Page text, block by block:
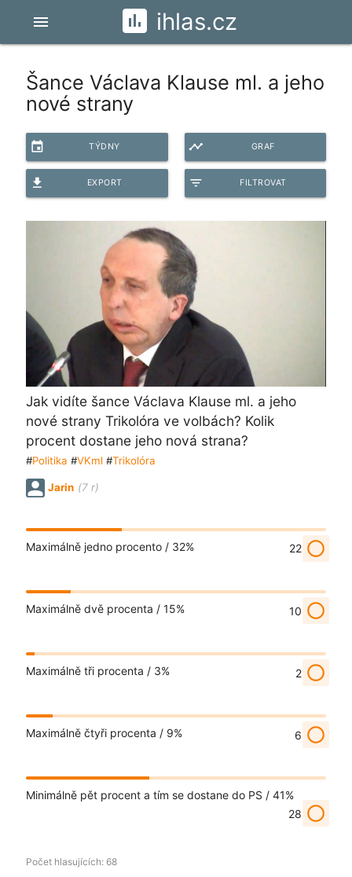
ihlas.cz
menu
Šance Václava Klause ml. a jeho
nové strany
event TÝDNY timeline GRAF
file_download EXPORT filter_list FILTROVAT
Jak vidíte šance Václava Klause ml. a jeho
nové strany Trikolóra ve volbách? Kolik
procent dostane jeho nová strana?
#Politika #VKml#Trikolóra
Jarin (7 r)
Maximálně jedno procento / 32% 22 radio_button_unchecked
Maximálně dvě procenta / 15% 10 radio_button_unchecked
Maximálně tři procenta / 3% 2 radio_button_unchecked
Maximálně čtyři procenta / 9% 6 radio_button_unchecked
Minimálně pět procent a tím se dostane do PS / 41%
28 radio_button_unchecked
Počet hlasujících: 68